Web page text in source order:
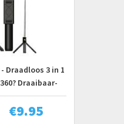
Draadloos 3 in 1
Draaibaar-
Huawei
€9.95